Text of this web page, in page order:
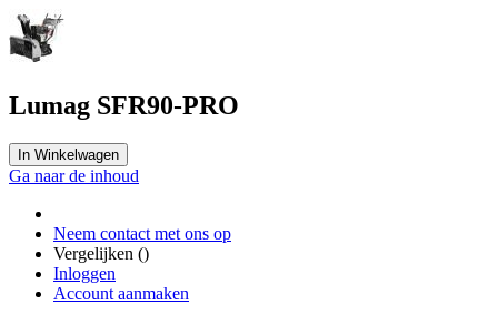
Lumag SFR90-PRO
In Winkelwagen
Ga naar de inhoud
Neem contact met ons op
Vergelijken ()
Inloggen
Account aanmaken